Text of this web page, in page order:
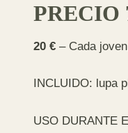
PRECIO
20 € – Cada
INCLUIDO: lupa
USO DURANTE